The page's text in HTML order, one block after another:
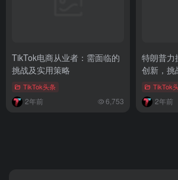
TikTok电商从业者：需面临的
挑战及实用策略
TikTok头条
2年前 6,753
特朗普力
创新，挑
TikTok
2年前